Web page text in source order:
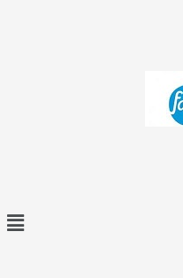
Menú